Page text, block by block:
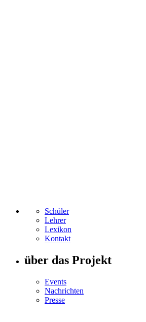
Schüler
Lehrer
Lexikon
Kontakt
über das Projekt
Events
Nachrichten
Presse